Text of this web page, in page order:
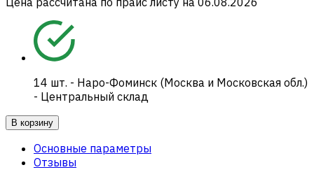
14 шт. - Наро-Фоминск (Москва и Московская обл.)
- Центральный склад
В корзину
Основные параметры
Отзывы